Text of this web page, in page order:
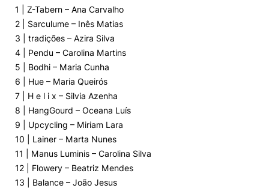
1 | Z-Tabern – Ana Carvalho
2 | Sarculume – Inês Matias
3 | tradições – Azira Silva
4 | Pendu – Carolina Martins
5 | Bodhi – Maria Cunha
6 | Hue – Maria Queirós
7 | H e l i x – Silvia Azenha
8 | HangGourd – Oceana Luís
9 | Upcycling – Miriam Lara
10 | Lainer – Marta Nunes
11 | Manus Luminis – Carolina Silva
12 | Flowery – Beatriz Mendes
13 | Balance – João Jesus